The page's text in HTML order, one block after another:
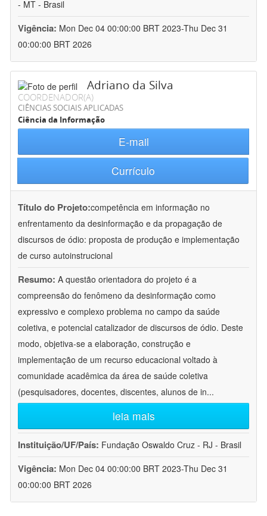
- MT - Brasil
Vigência: Mon Dec 04 00:00:00 BRT 2023-Thu Dec 31
00:00:00 BRT 2026
Adriano da Silva
COORDENADOR(A)
CIÊNCIAS SOCIAIS APLICADAS
Ciência da Informação
E-mail
Currículo
Título do Projeto:competência em informação no
enfrentamento da desinformação e da propagação de
discursos de ódio: proposta de produção e implementação
de curso autoinstrucional
Resumo: A questão orientadora do projeto é a
compreensão do fenômeno da desinformação como
expressivo e complexo problema no campo da saúde
coletiva, e potencial catalizador de discursos de ódio. Deste
modo, objetiva-se a elaboração, construção e
implementação de um recurso educacional voltado à
comunidade acadêmica da área de saúde coletiva
(pesquisadores, docentes, discentes, alunos de in...
leia mais
Instituição/UF/País: Fundação Oswaldo Cruz - RJ - Brasil
Vigência: Mon Dec 04 00:00:00 BRT 2023-Thu Dec 31
00:00:00 BRT 2026